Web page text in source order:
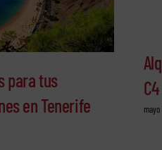
para tus
en Tenerife
mayo